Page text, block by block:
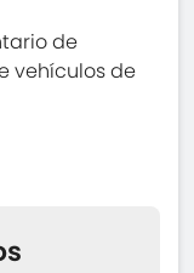
de
vehículos de